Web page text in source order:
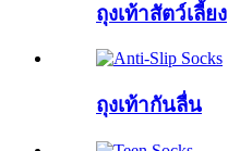
ถุงเท้าสัตว์เลี้ยง
ถุงเท้ากันลื่น